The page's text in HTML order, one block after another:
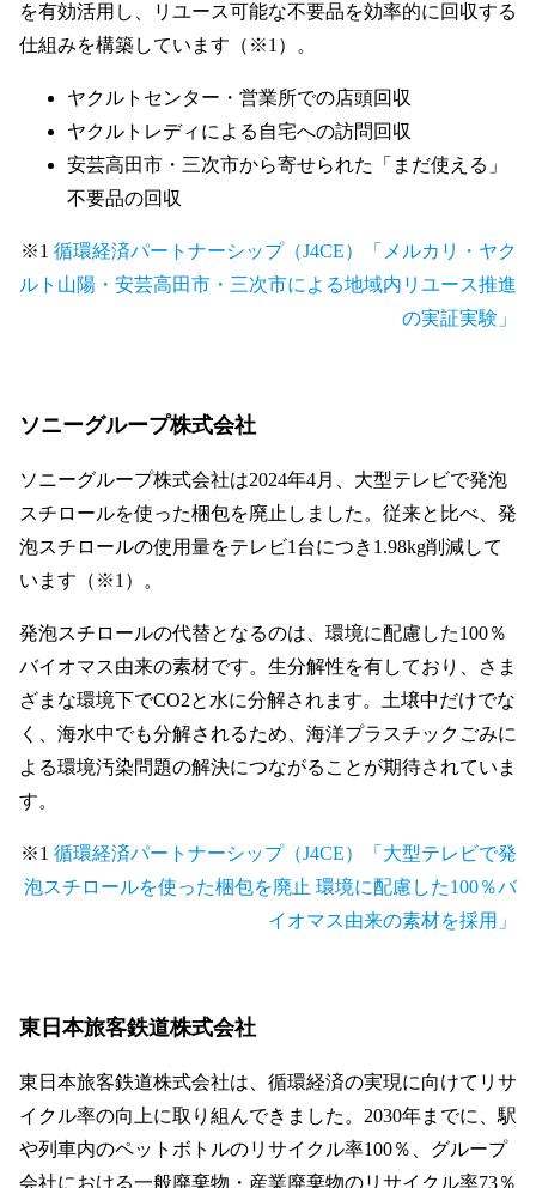
を有効活用し、リユース可能な不要品を効率的に回収する
仕組みを構築しています（※1）。
ヤクルトセンター・営業所での店頭回収
ヤクルトレディによる自宅への訪問回収
安芸高田市・三次市から寄せられた「まだ使える」
不要品の回収
※1 循環経済パートナーシップ（J4CE）「メルカリ・ヤク
ルト山陽・安芸高田市・三次市による地域内リユース推進
の実証実験」
ソニーグループ株式会社
ソニーグループ株式会社は2024年4月、大型テレビで発泡
スチロールを使った梱包を廃止しました。従来と比べ、発
泡スチロールの使用量をテレビ1台につき1.98kg削減して
います（※1）。
発泡スチロールの代替となるのは、環境に配慮した100％
バイオマス由来の素材です。生分解性を有しており、さま
ざまな環境下でCO2と水に分解されます。土壌中だけでな
く、海水中でも分解されるため、海洋プラスチックごみに
よる環境汚染問題の解決につながることが期待されていま
す。
※1 循環経済パートナーシップ（J4CE）「大型テレビで発
泡スチロールを使った梱包を廃止 環境に配慮した100％バ
イオマス由来の素材を採用」
東日本旅客鉄道株式会社
東日本旅客鉄道株式会社は、循環経済の実現に向けてリサ
イクル率の向上に取り組んできました。2030年までに、駅
や列車内のペットボトルのリサイクル率100％、グループ
会社における一般廃棄物・産業廃棄物のリサイクル率73％